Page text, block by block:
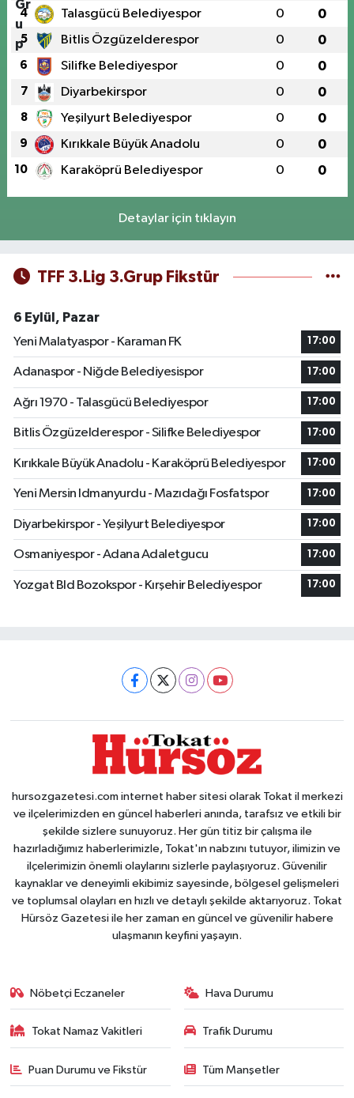
4 Talasgücü Belediyespor 0 0
5 Bitlis Özgüzelderespor 0 0
6 Silifke Belediyespor 0 0
7 Diyarbekirspor 0 0
8 Yeşilyurt Belediyespor 0 0
9 Kırıkkale Büyük Anadolu 0 0
10 Karaköprü Belediyespor 0 0
Detaylar için tıklayın
TFF 3.Lig 3.Grup Fikstür
6 Eylül, Pazar
Yeni Malatyaspor - Karaman FK
17:00
Adanaspor - Niğde Belediyesispor 17:00
Ağrı 1970 - Talasgücü Belediyespor 17:00
Bitlis Özgüzelderespor - Silifke Belediyespor 17:00
Kırıkkale Büyük Anadolu - Karaköprü Belediyespor 17:00
Yeni Mersin Idmanyurdu - Mazıdağı Fosfatspor 17:00
Diyarbekirspor - Yeşilyurt Belediyespor 17:00
Osmaniyespor - Adana Adaletgucu 17:00
Yozgat Bld Bozokspor - Kırşehir Belediyespor 17:00
hursozgazetesi.com internet haber sitesi olarak Tokat il merkezi
ve ilçelerimizden en güncel haberleri anında, tarafsız ve etkili bir
şekilde sizlere sunuyoruz. Her gün titiz bir çalışma ile
hazırladığımız haberlerimizle, Tokat'ın nabzını tutuyor, ilimizin ve
ilçelerimizin önemli olaylarını sizlerle paylaşıyoruz. Güvenilir
kaynaklar ve deneyimli ekibimiz sayesinde, bölgesel gelişmeleri
ve toplumsal olayları en hızlı ve detaylı şekilde aktarıyoruz. Tokat
Hürsöz Gazetesi ile her zaman en güncel ve güvenilir habere
ulaşmanın keyfini yaşayın.
Nöbetçi Eczaneler Hava Durumu
Tokat Namaz Vakitleri Trafik Durumu
Puan Durumu ve Fikstür Tüm Manşetler